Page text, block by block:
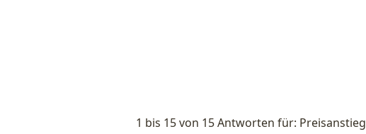
1 bis 15 von 15 Antworten für: Preisanstieg